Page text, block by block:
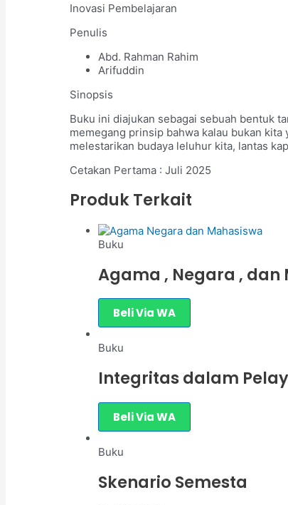
Inovasi Pembelajaran
Penulis
Abd. Rahman Rahim
Arifuddin
Sinopsis
Buku ini diajukan sebagai sebuah bentuk
memegang prinsip bahwa kalau bukan
melestarikan budaya leluhur kita, lantas
Cetakan Pertama : Juli 2025
Produk Terkait
Buku
Agama , Negara , dan
Beli Via WA
Buku
Integritas dalam
Beli Via WA
Buku
Skenario Semesta